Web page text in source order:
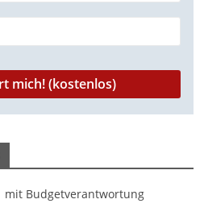
mit Budgetverantwortung